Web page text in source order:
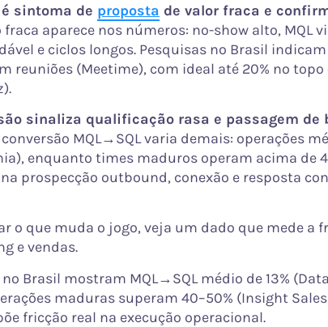
sintoma de proposta de valor fraca e
fraca aparece nos números: no-show alto, MQL
e ciclos longos. Pesquisas no Brasil
reuniões (Meetime), com ideal até 20% no topo
sinaliza qualificação rasa e passagem de
conversão MQL→SQL varia demais: operações
enquanto times maduros operam acima de
na prospecção outbound, conexão e resposta
o que muda o jogo, veja um dado que mede a
e vendas.
Brasil mostram MQL→SQL médio de 13%
maduras superam 40–50% (Insight Sales,
fricção real na execução operacional.